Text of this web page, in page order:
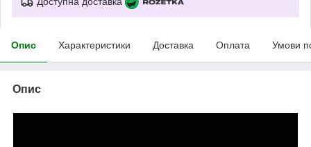
Опис Характеристики Доставка Оплата Умови
Опис